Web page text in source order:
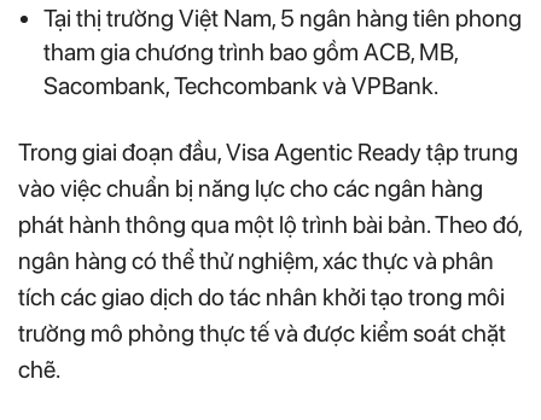
Tại thị trường Việt Nam, 5 ngân hàng tiên phong
tham gia chương trình bao gồm ACB, MB,
Sacombank, Techcombank và VPBank.
Trong giai đoạn đầu, Visa Agentic Ready tập trung
vào việc chuẩn bị năng lực cho các ngân hàng
phát hành thông qua một lộ trình bài bản. Theo đó,
ngân hàng có thể thử nghiệm, xác thực và phân
tích các giao dịch do tác nhân khởi tạo trong môi
trường mô phỏng thực tế và được kiểm soát chặt
chẽ.